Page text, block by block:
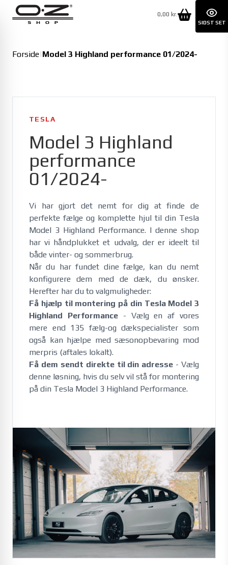
0,00 kr.
Forside|Model 3 Highland performance 01/2024-
TESLA
Model 3 Highland
performance
01/2024-
Vi har gjort det nemt for dig at finde de
perfekte fælge og komplette hjul til din Tesla
Model 3 Highland Performance. I denne shop
har vi håndplukket et udvalg, der er ideelt til
både vinter- og sommerbrug.
Når du har fundet dine fælge, kan du nemt
konfigurere dem med de dæk, du ønsker.
Herefter har du to valgmuligheder:
Få hjælp til montering på din Tesla Model 3
Highland Performance- Vælg en af vores
mere end 135 fælg-og dækspecialister som
også kan hjælpe med sæsonopbevaring mod
merpris (aftales lokalt).
Få dem sendt direkte til din adresse - Vælg
denne løsning, hvis du selv vil stå for montering
på din Tesla Model 3 Highland Performance.
SIDST SET